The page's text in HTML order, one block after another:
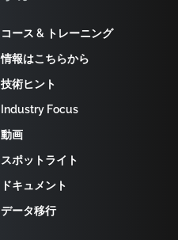
コース & トレーニング
情報はこちらから
技術ヒント
Industry Focus
動画
スポットライト
ドキュメント
データ移行